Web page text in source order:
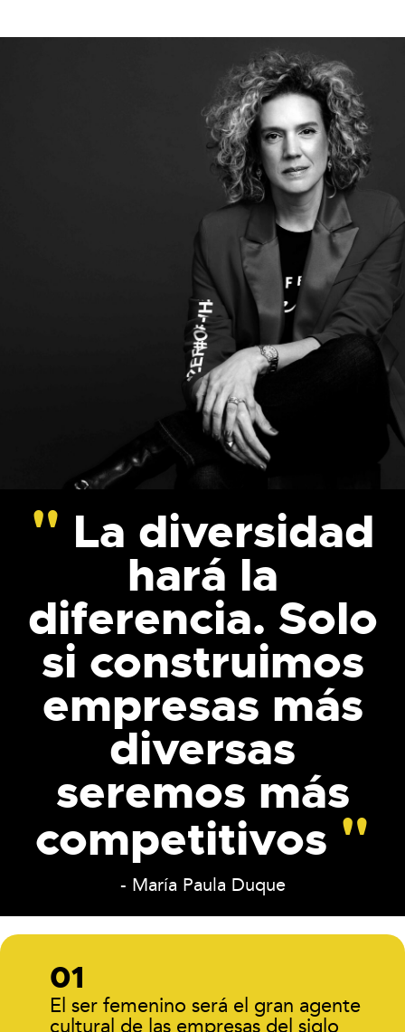
La diversidad
hará la
diferencia. Solo
si construimos
empresas más
diversas
seremos más
competitivos
- María Paula Duque
El ser femenino será el gran agente
cultural de las empresas del siglo